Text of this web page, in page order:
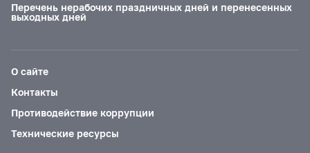
Перечень нерабочих праздничных дней и перенесенных
выходных дней
О сайте
Контакты
Противодействие коррупции
Технические ресурсы